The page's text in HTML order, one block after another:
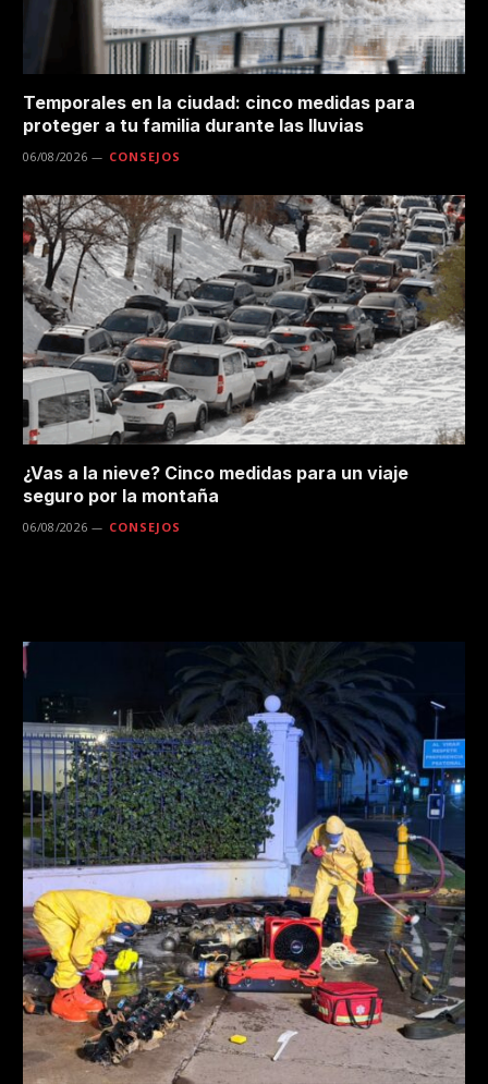
Temporales en la ciudad: cinco medidas para
proteger a tu familia durante las lluvias
06/08/2026 CONSEJOS
¿Vas a la nieve? Cinco medidas para un viaje
seguro por la montaña
06/08/2026 CONSEJOS